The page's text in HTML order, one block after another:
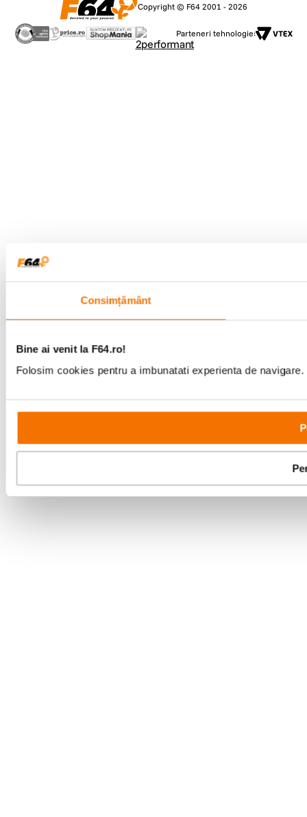
Consimțământ
Bine ai venit la F64.ro!
Folosim cookies pentru a imbunatati experienta de
Copyright © F64 2001 - 2026
Parteneri tehnologie: